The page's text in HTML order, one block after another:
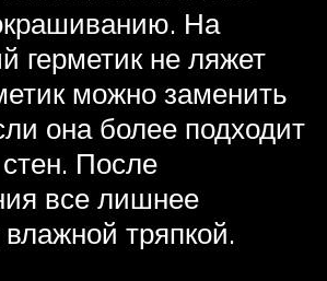
На
герметик не ляжет
можно заменить
она более подходит
После
все лишнее
тряпкой.